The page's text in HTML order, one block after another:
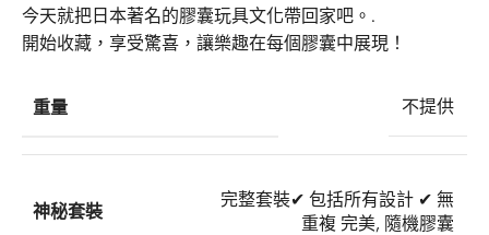
今天就把日本著名的膠囊玩具文化帶回家吧。.
開始收藏，享受驚喜，讓樂趣在每個膠囊中展現！
重量 不提供
神秘套裝
完整套裝✔ 包括所有設計 ✔ 無
重複 完美, 隨機膠囊